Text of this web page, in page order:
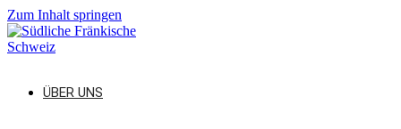
Zum Inhalt springen
ÜBER UNS